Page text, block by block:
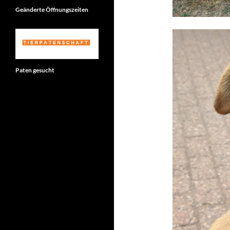
Geänderte Öffnungszeiten
Paten gesucht